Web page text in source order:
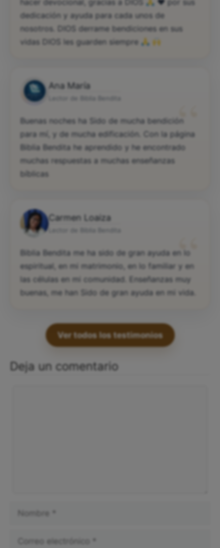
hacer devocional, gracias a DIOS
♥️ por sus
dedicación y ayuda para cada unos de
nosotros. DIOS derrame bendiciones en sus
vidas DIOS les guarden siempre
Ana María
“
Buenas noches ha Sido de mucha bendición
para mí, y de mucha edificación. Con la página
Biblia Bendita he aprendido y he encontrado
muchas respuestas a muchas enseñanzas
bíblicas
Carmen Loaiza
“
Biblia Bendita me ha sido de gran ayuda en lo
espiritual, en mi matrimonio, en lo familiar y en
las células en mi comunidad. Enseñanzas muy
buenas, me han Sido de gran ayuda en mi vida.
Ver todos los testimonios
Deja un comentario